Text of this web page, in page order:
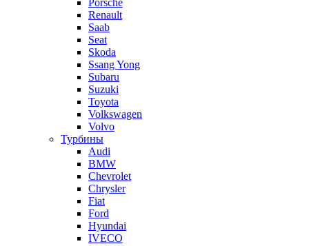
Porsche
Renault
Saab
Seat
Skoda
Ssang Yong
Subaru
Suzuki
Toyota
Volkswagen
Volvo
Турбины
Audi
BMW
Chevrolet
Chrysler
Fiat
Ford
Hyundai
IVECO